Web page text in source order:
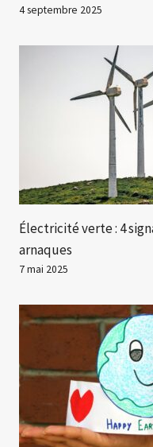
4 septembre 2025
Électricité verte : 4
arnaques
7 mai 2025